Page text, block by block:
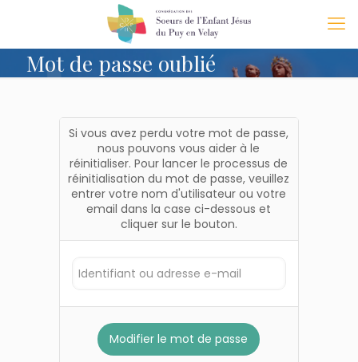
Mot de passe oublié
Si vous avez perdu votre mot de passe,
nous pouvons vous aider à le
réinitialiser. Pour lancer le processus de
réinitialisation du mot de passe, veuillez
entrer votre nom d'utilisateur ou votre
email dans la case ci-dessous et
cliquer sur le bouton.